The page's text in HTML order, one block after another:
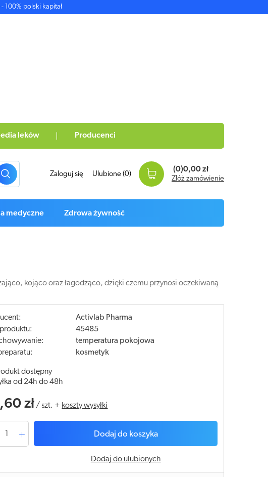
100% polski kapitał
leków Producenci
Zaloguj się Ulubione (0)
(0)0,00 zł
Złóż zamówienie
medyczne Zdrowa żywność
kojąco oraz łagodząco, dzięki czemu przynosi oczekiwaną
Activlab Pharma
45485
temperatura pokojowa
kosmetyk
dostępny
od 24h do 48h
zł /szt. + koszty wysyłki
Dodaj do koszyka
Dodaj do ulubionych